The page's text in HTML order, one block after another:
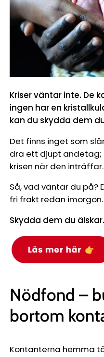
Kriser väntar inte. De
ingen har en
kan du skydda dem
Det finns inget som
dra ett djupt
krisen när den inträffar.
Så, vad väntar du på?
fri frakt redan imorgon.
Skydda dem du
Nödfond –
bortom
Kontanterna hemma